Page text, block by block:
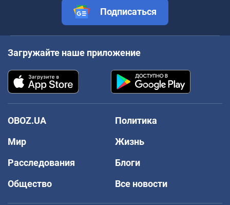
Подписаться
Загружайте наше приложение
OBOZ.UA
Политика
Мир
Жизнь
Расследования
Блоги
Общество
Все новости